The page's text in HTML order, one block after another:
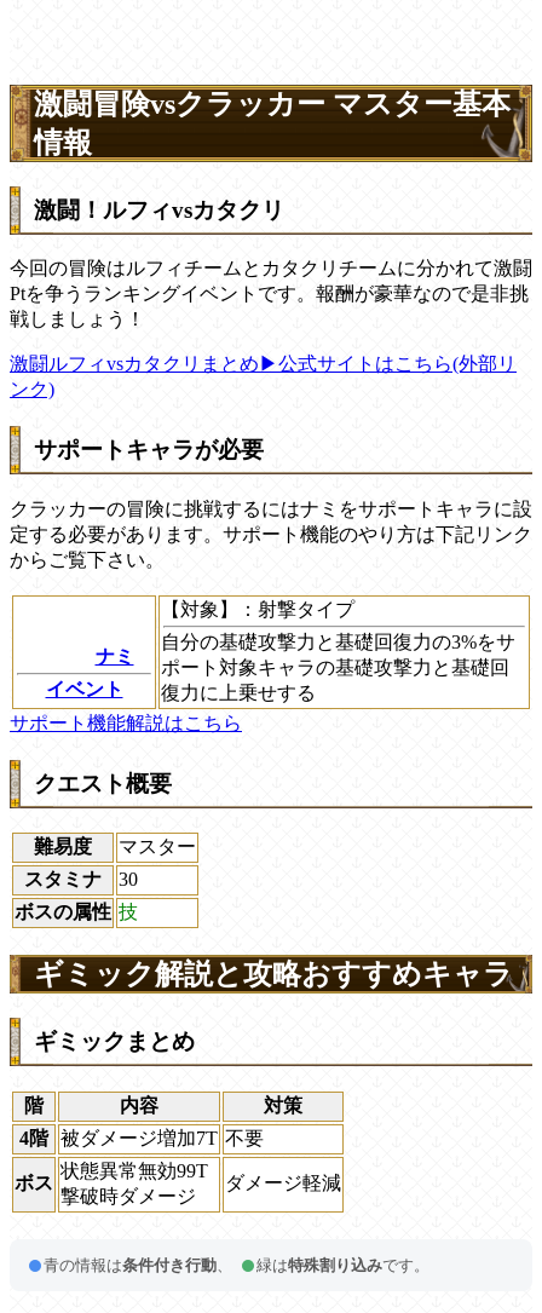
激闘冒険vsクラッカー マスター基本
情報
激闘！ルフィvsカタクリ
今回の冒険はルフィチームとカタクリチームに分かれて激闘
Ptを争うランキングイベントです。報酬が豪華なので是非挑
戦しましょう！
激闘ルフィvsカタクリまとめ ▶︎公式サイトはこちら(外部リ
ンク)
サポートキャラが必要
クラッカーの冒険に挑戦するにはナミをサポートキャラに設
定する必要があります。サポート機能のやり方は下記リンク
からご覧下さい。
ナミ
イベント
【対象】
：射撃タイプ
自分の基礎攻撃力と基礎回復力の3%をサ
ポート対象キャラの基礎攻撃力と基礎回
復力に上乗せする
サポート機能解説はこちら
クエスト概要
難易度
マスター
スタミナ
30
ボスの属性 技
ギミック解説と攻略おすすめキャラ
ギミックまとめ
階 内容
対策
4階 被ダメージ増加7T 不要
ボス
状態異常無効99T
撃破時ダメージ
ダメージ軽減
青の情報は条件付き行動 緑は特殊割り込みです。